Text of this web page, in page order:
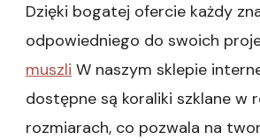
Dzięki bogatej ofercie każdy
odpowiedniego do swoich
muszli W naszym sklepie
dostępne są koraliki szklane w
rozmiarach, co pozwala na